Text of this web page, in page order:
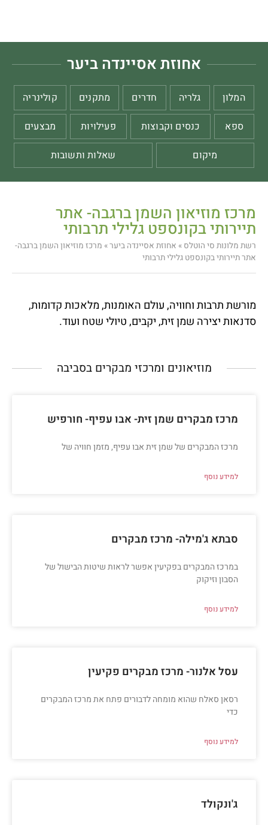
אחוזת אסיינדה ביער
המלון גלריה חדרים מתקנים
קולינריה
ספא
כנסים וקבוצות פעילויות
מבצעים
מיקום
שאלות ותשובות
מרכז מוזיאון השמן ברגבה- אתר
תיירותי בקונספט גלילי תרבותי
רשת מלונות סי הוטלס » אחוזת אסיינדה ביער» מרכז מוזיאון השמן ברגבה-
אתר תיירותי בקונספט גלילי תרבותי
מורשת תרבות וחוויה, עולם האומנות, מלאכות קדומות,
סדנאות יצירה שמן זית, יקבים, טיולי שטח ועוד.
מוזיאונים ומרכזי מבקרים בסביבה
מרכז מבקרים שמן זית- אבו עפיף- חורפיש
מרכז המבקרים של שמן זית אבו עפיף, מזמן חוויה של
למידע נוסף
סבתא ג'מילה- מרכז מבקרים
במרכז המבקרים בפקיעין אפשר לראות שיטות הבישול של
הסבון וזיקוק
למידע נוסף
עסל אלנור- מרכז מבקרים פקיעין
רסאן סאלח שהוא מומחה לדבורים פתח את מרכז המבקרים
כדי
למידע נוסף
ג'ונקולד